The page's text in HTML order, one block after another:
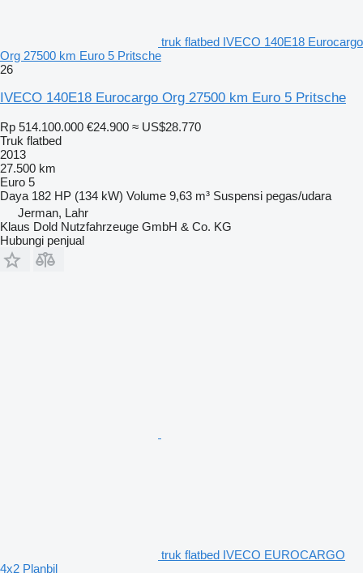
truk flatbed IVECO 140E18 Eurocargo
Org 27500 km Euro 5 Pritsche
26
IVECO 140E18 Eurocargo Org 27500 km Euro 5 Pritsche
Rp 514.100.000 €24.900 ≈ US$28.770
Truk flatbed
2013
27.500 km
Euro 5
Daya 182 HP (134 kW) Volume 9,63 m³ Suspensi pegas/udara
Jerman, Lahr
Klaus Dold Nutzfahrzeuge GmbH & Co. KG
Hubungi penjual
truk flatbed IVECO EUROCARGO
4x2 Planbil